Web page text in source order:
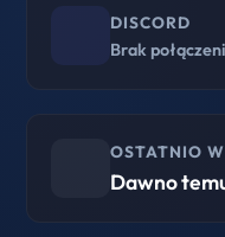
DISCORD
Brak
OSTATNIO
Dawno